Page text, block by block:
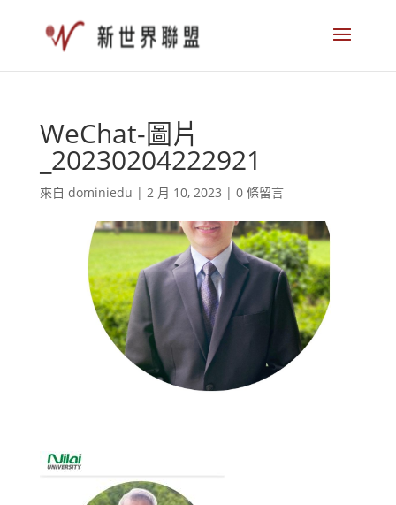
WeChat-圖片
_20230204222921
來自 dominiedu | 2 月 10, 2023 | 0 條留言